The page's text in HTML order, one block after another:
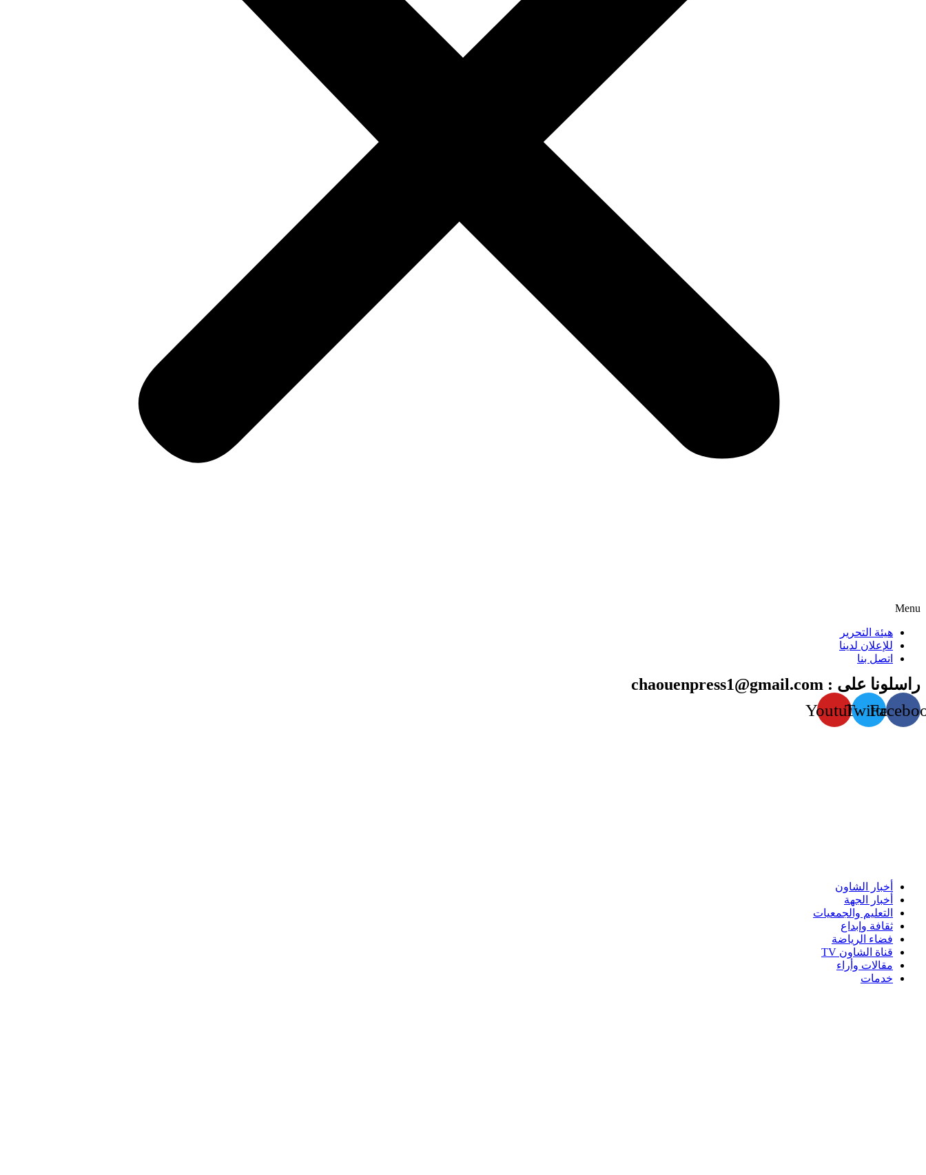
Menu
هيئة التحرير
للإعلان لدينا
اتصل بنا
راسلونا على : chaouenpress1@gmail.com
Twitter
Youtube
أخبار الشاون
أخبار الجهة
التعليم والجمعيات
ثقافة وإبداع
فضاء الرياضة
قناة الشاون TV
مقالات وأراء
خدمات